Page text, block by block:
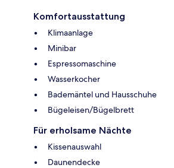
Komfortausstattung
Klimaanlage
Minibar
Espressomaschine
Wasserkocher
Bademäntel und Hausschuhe
Bügeleisen/Bügelbrett
Für erholsame Nächte
Kissenauswahl
Daunendecke